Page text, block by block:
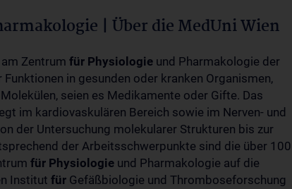
| Über die MedUni Wien
Zentrum für Physiologie und Pharmakologie der
in gesunden oder kranken Organismen,
seien es Medikamente oder Gifte. Das
im kardiovaskulären Bereich sowie im Nerven- und
der Untersuchung molekularer Strukturen bis zur
der Arbeitsschwerpunkte sind die über 100
für Physiologie und Pharmakologie auf die
Institut für Gefäßbiologie und Thromboseforschung